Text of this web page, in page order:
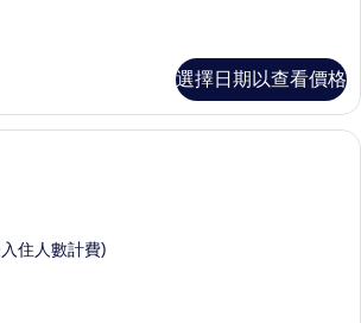
選擇日期以查看價格
景觀豪華雙人套房 | 1 間臥室、高級寢
住人數計費)